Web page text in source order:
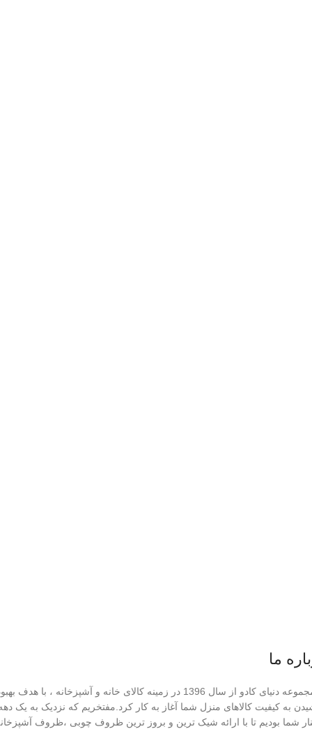
ما
مجموعه دنیای کادو از سال 1396 در زمینه کالای خانه و آشپزخانه ، با هدف
به کیفیت کالاهای منزل شما آغاز به کار کرد.مفتخریم که نزدیک به یک
شما بودیم تا با ارائه شیک ترین و بروز ترین ظروف چوبی ،ظروف